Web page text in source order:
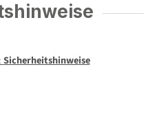
Sicherheitshinweise